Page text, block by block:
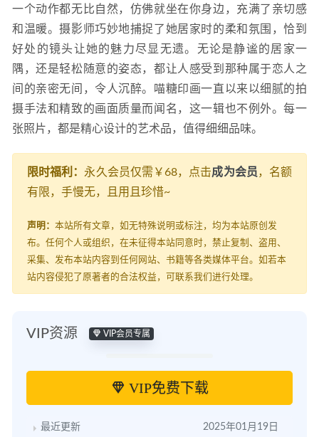
一个动作都无比自然，仿佛就坐在你身边，充满了亲切感
和温暖。摄影师巧妙地捕捉了她居家时的柔和氛围，恰到
好处的镜头让她的魅力尽显无遗。无论是静谧的居家一
隅，还是轻松随意的姿态，都让人感受到那种属于恋人之
间的亲密无间，令人沉醉。喵糖印画一直以来以细腻的拍
摄手法和精致的画面质量而闻名，这一辑也不例外。每一
张照片，都是精心设计的艺术品，值得细细品味。
限时福利： 永久会员仅需￥68，点击成为会员，名额
有限，手慢无，且用且珍惜~
声明： 本站所有文章，如无特殊说明或标注，均为本站原创发
布。任何个人或组织，在未征得本站同意时，禁止复制、盗用、
采集、发布本站内容到任何网站、书籍等各类媒体平台。如若本
站内容侵犯了原著者的合法权益，可联系我们进行处理。
VIP资源 VIP会员专属
VIP免费下载
最近更新 2025年01月19日